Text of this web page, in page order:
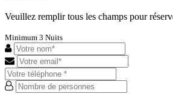
Veuillez remplir tous les champs pour
Minimum 3 Nuits